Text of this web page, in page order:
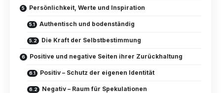
Persönlichkeit, Werte und Inspiration
Authentisch und bodenständig
Die Kraft der Selbstbestimmung
Positive und negative Seiten ihrer Zurückhaltung
Positiv – Schutz der eigenen Identität
Negativ – Raum für Spekulationen